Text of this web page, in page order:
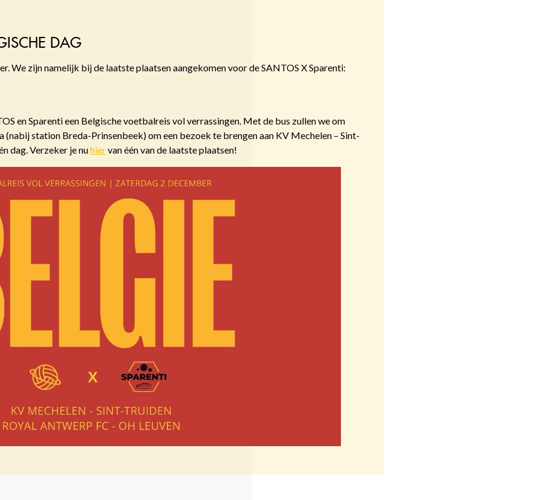
DAG
We zijn namelijk bij de laatste plaatsen aangekomen voor de SANTOS X Sparenti:
en Sparenti een Belgische voetbalreis vol verrassingen. Met de bus zullen we om
station Breda-Prinsenbeek) om een bezoek te brengen aan KV Mechelen – Sint-
dag. Verzeker je nuhiervan één van de laatste plaatsen!